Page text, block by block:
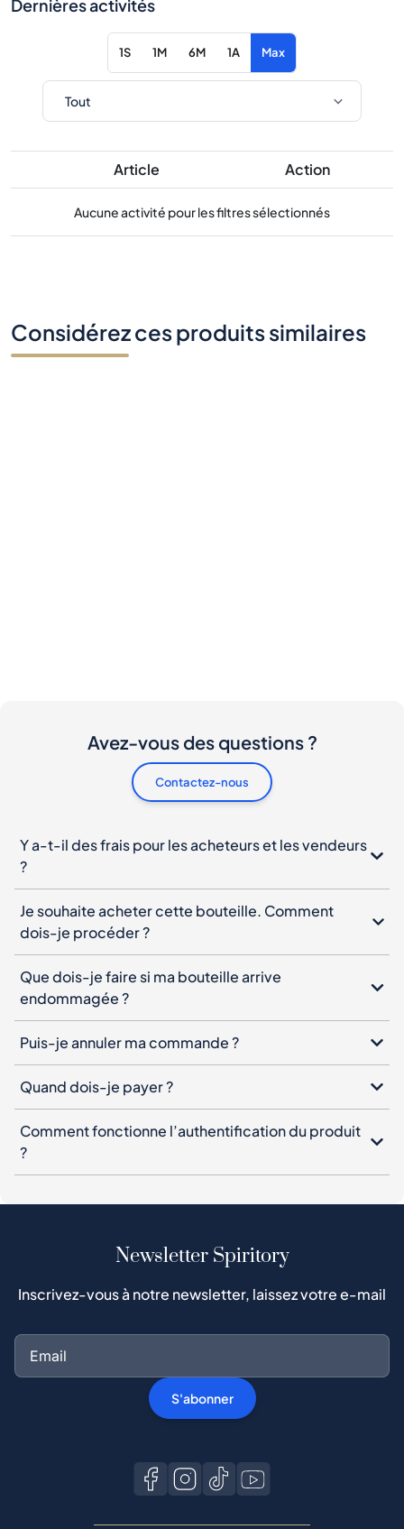
Dernières activités
1S 1M 6M 1A Max
Article Action
Aucune activité pour les filtres sélectionnés
Considérez ces produits similaires
Avez-vous des questions ?
Contactez-nous
Y a-t-il des frais pour les acheteurs et les vendeurs
?
Je souhaite acheter cette bouteille. Comment
dois-je procéder ?
Que dois-je faire si ma bouteille arrive
endommagée ?
Puis-je annuler ma commande ?
Quand dois-je payer ?
Comment fonctionne l’authentification du produit
?
Newsletter Spiritory
Inscrivez-vous à notre newsletter, laissez votre e-mail
S'abonner